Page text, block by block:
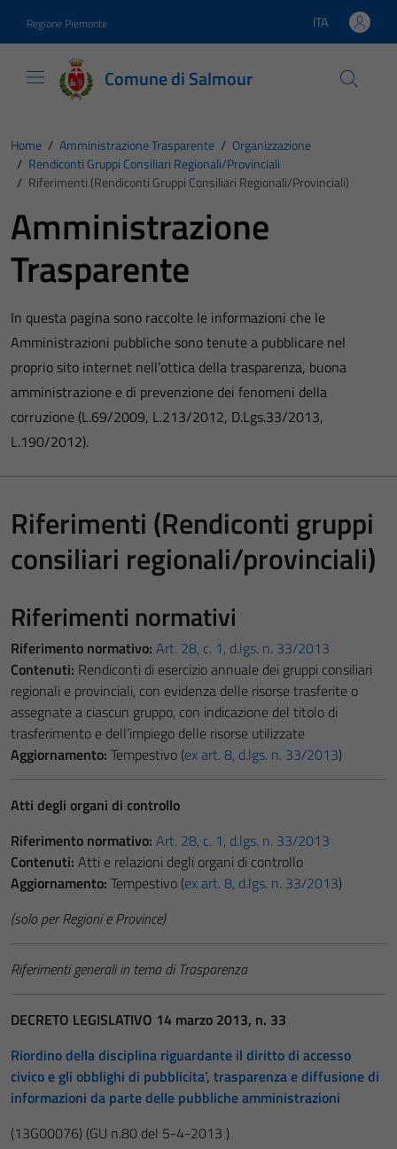
Regione Piemonte Lingua attiva:
ITA
Comune di Salmour
Home / Amministrazione Trasparente / Organizzazione
/ Rendiconti Gruppi Consiliari Regionali/provinciali
/ Riferimenti (Rendiconti Gruppi Consiliari Regionali/provinciali)
Amministrazione
Trasparente
In questa pagina sono raccolte le informazioni che le
Amministrazioni pubbliche sono tenute a pubblicare nel
proprio sito internet nell’ottica della trasparenza, buona
amministrazione e di prevenzione dei fenomeni della
corruzione (L.69/2009, L.213/2012, D.Lgs.33/2013,
L.190/2012).
Riferimenti (Rendiconti gruppi
consiliari regionali/provinciali)
Riferimenti normativi
Riferimento normativo: Art. 28, c. 1, d.lgs. n. 33/2013
Contenuti: Rendiconti di esercizio annuale dei gruppi consiliari
regionali e provinciali, con evidenza delle risorse trasferite o
assegnate a ciascun gruppo, con indicazione del titolo di
trasferimento e dell’impiego delle risorse utilizzate
Aggiornamento: Tempestivo (ex art. 8, d.lgs. n. 33/2013)
Atti degli organi di controllo
Riferimento normativo: Art. 28, c. 1, d.lgs. n. 33/2013
Contenuti: Atti e relazioni degli organi di controllo
Aggiornamento: Tempestivo (ex art. 8, d.lgs. n. 33/2013)
(solo per Regioni e Province)
Riferimenti generali in tema di Trasparenza
DECRETO LEGISLATIVO 14 marzo 2013, n. 33
Riordino della disciplina riguardante il diritto di accesso
civico e gli obblighi di pubblicita’, trasparenza e diffusione di
informazioni da parte delle pubbliche amministrazioni
(13G00076) (GU n.80 del 5-4-2013 )